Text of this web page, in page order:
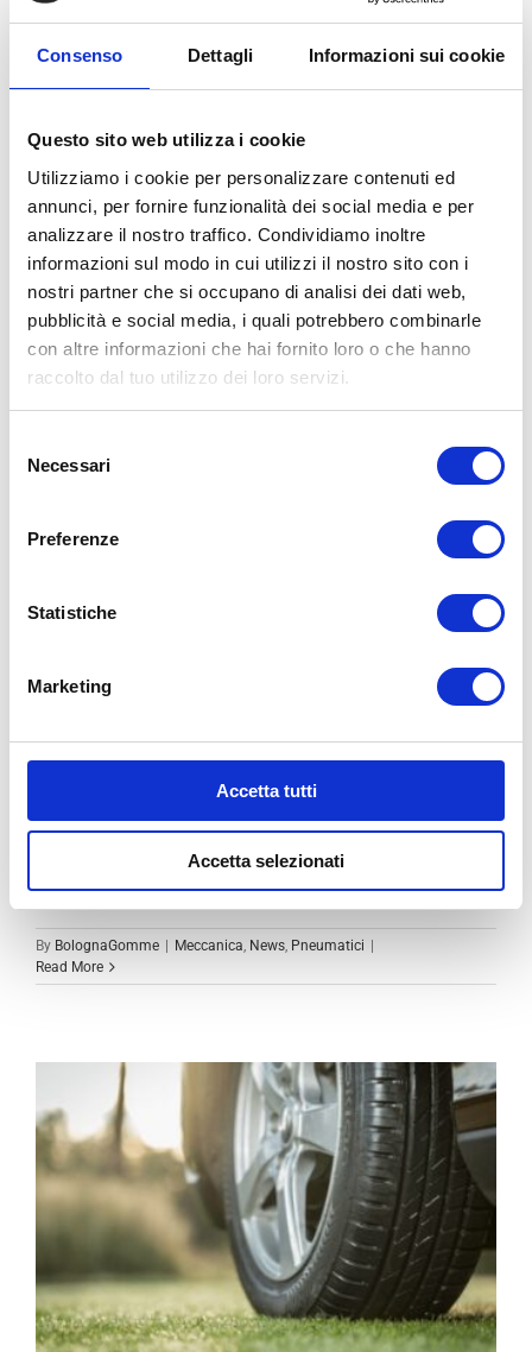
Consenso Dettagli Informazioni sui cookie
Questo sito web utilizza i cookie
Utilizziamo i cookie per personalizzare contenuti ed
annunci, per fornire funzionalità dei social media e per
analizzare il nostro traffico. Condividiamo inoltre
informazioni sul modo in cui utilizzi il nostro sito con i
nostri partner che si occupano di analisi dei dati web,
pubblicità e social media, i quali potrebbero combinarle
con altre informazioni che hai fornito loro o che hanno
raccolto dal tuo utilizzo dei loro servizi.
delNecessari
Preferenze
Statistiche
Marketing
Accetta tutti
Accetta selezionati
COME VEDERE QUANDO SCADE
ByBolognaGomme | Meccanica , News, Pneumatici |
Read More
La spia pressione gomme è uno dei segnali più [...]
By BolognaGomme Meccanica, News, Pneumatici
Read More